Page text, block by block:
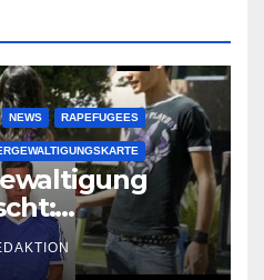
NEWS RAPEFUGEES
ist ein